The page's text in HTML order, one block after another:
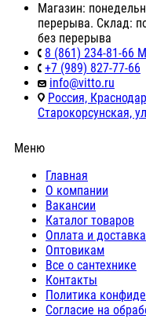
Магазин:
перерыва. Склад:
без перерыва
8 (861) 234-81-66
+7 (989) 827-77-66
info@vitto.ru
Россия,
Старокорсунская,
Меню
Главная
О компании
Вакансии
Каталог товаров
Оплата и доставка
Оптовикам
Все о сантехнике
Контакты
Политика
Согласие на